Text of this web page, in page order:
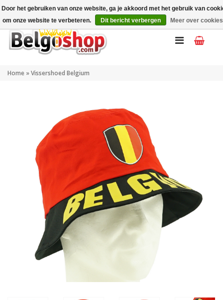
Mijn account NL
Home »Vissershoed Belgium
Door het gebruiken van onze website, ga je akkoord met het gebruik van
om onze website te verbeteren.
Dit bericht verbergen Meer over